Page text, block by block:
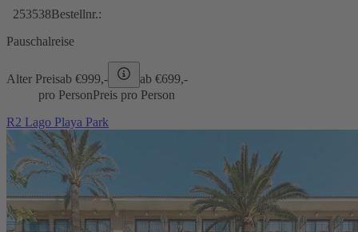
253538Bestellnr.:
Pauschalreise
Alter Preisab €999,- ab €699,-
pro PersonPreis pro Person
R2 Lago Playa Park